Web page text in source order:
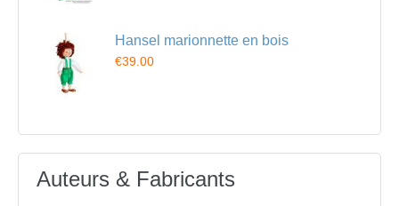
Hansel marionnette en bois
€39.00
Auteurs & Fabricants